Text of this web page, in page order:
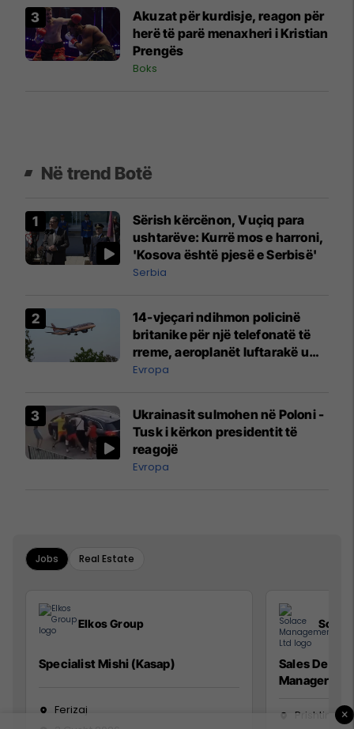
Akuzat për kurdisje, reagon për
herë të parë menaxheri i Kristian
Prengës
Boks
Në trend Botë
Sërish kërcënon, Vuçiq para
ushtarëve: Kurrë mos e harroni,
'Kosova është pjesë e Serbisë'
Serbia
14-vjeçari ndihmon policinë
britanike për një telefonatë të
rreme, aeroplanët luftarakë u
ngritën në ajër për të
Mançesterit
Evropa
Ukrainasit sulmohen në Poloni -
Tusk i kërkon presidentit të
reagojë
Evropa
Jobs Real Estate
Elkos Group
Specialist Mishi (Kasap)
Ferizaj
Sales
Manager
Prishtinë ×